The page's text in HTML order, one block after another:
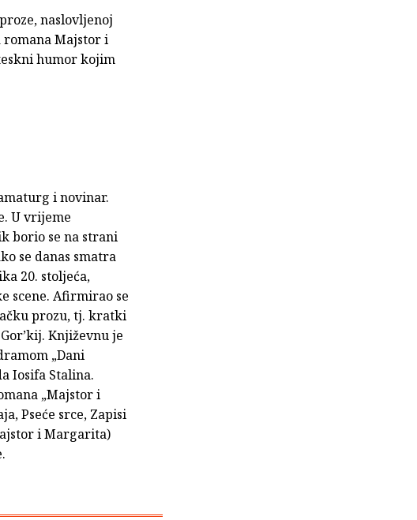
naslovljenoj
romana Majstor i
humor kojim
i novinar.
U vrijeme
borio se na strani
se danas smatra
20. stoljeća,
scene. Afirmirao se
prozu, tj. kratki
Književnu je
„Dani
Iosifa Stalina.
„Majstor i
Pseće srce, Zapisi
i Margarita)